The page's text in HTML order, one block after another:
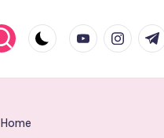
instagram.com
youtube.com
Home